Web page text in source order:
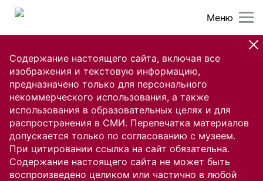
Содержание настоящего сайта, включая все
изображения и текстовую информацию,
предназначено только для персонального
некоммерческого использования, а также
использования в образовательных целях и для
распространения в СМИ. Перепечатка материалов
допускается только по согласованию с музеем.
При цитировании ссылка на сайт обязательна.
Содержание настоящего сайта не может быть
воспроизведено целиком или частично в любой
Меню